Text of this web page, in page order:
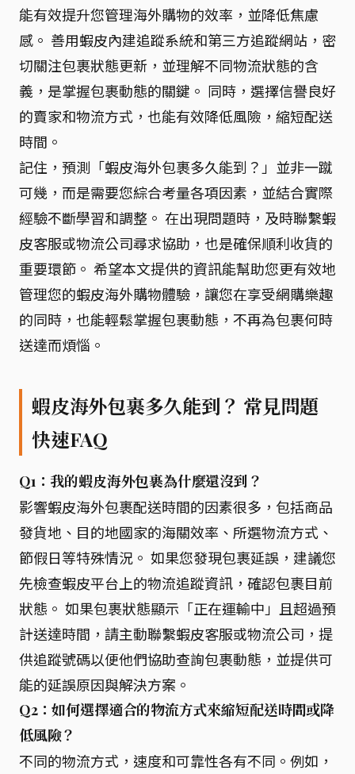
能有效提升您管理海外購物的效率，並降低焦慮
感。 善用蝦皮內建追蹤系統和第三方追蹤網站，密
切關注包裹狀態更新，並理解不同物流狀態的含
義，是掌握包裹動態的關鍵。 同時，選擇信譽良好
的賣家和物流方式，也能有效降低風險，縮短配送
時間。
記住，預測「蝦皮海外包裹多久能到？」並非一蹴
可幾，而是需要您綜合考量各項因素，並結合實際
經驗不斷學習和調整。 在出現問題時，及時聯繫蝦
皮客服或物流公司尋求協助，也是確保順利收貨的
重要環節。 希望本文提供的資訊能幫助您更有效地
管理您的蝦皮海外購物體驗，讓您在享受網購樂趣
的同時，也能輕鬆掌握包裹動態，不再為包裹何時
送達而煩惱。
蝦皮海外包裹多久能到？ 常見問題
快速FAQ
Q1：我的蝦皮海外包裹為什麼還沒到？
影響蝦皮海外包裹配送時間的因素很多，包括商品
發貨地、目的地國家的海關效率、所選物流方式、
節假日等特殊情況。 如果您發現包裹延誤，建議您
先檢查蝦皮平台上的物流追蹤資訊，確認包裹目前
狀態。 如果包裹狀態顯示「正在運輸中」且超過預
計送達時間，請主動聯繫蝦皮客服或物流公司，提
供追蹤號碼以便他們協助查詢包裹動態，並提供可
能的延誤原因與解決方案。
Q2：如何選擇適合的物流方式來縮短配送時間或降
低風險？
不同的物流方式，速度和可靠性各有不同。例如，